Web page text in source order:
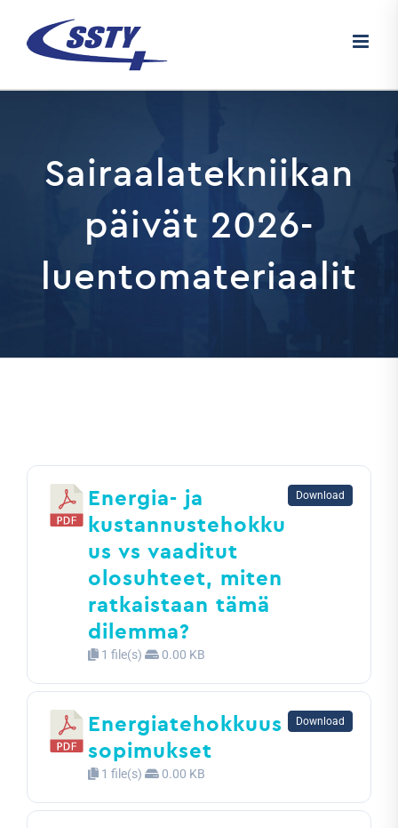
content
Sairaalatekniikan
päivät 2026-
luentomateriaalit
Energia- ja
kustannustehokku
us vs vaaditut
olosuhteet, miten
ratkaistaan tämä
dilemma?
1 file(s) 0.00 KB
Download
Energiatehokkuus
sopimukset
1 file(s) 0.00 KB
Download